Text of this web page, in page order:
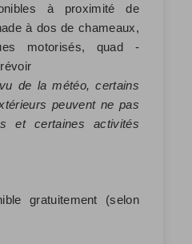
à proximité de
à dos de chameaux,
motorisés, quad -
de la météo, certains
peuvent ne pas
et certaines activités
gratuitement (selon